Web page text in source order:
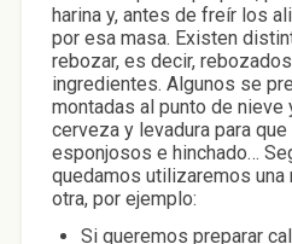
harina y, antes de freír los
por esa masa. Existen
rebozar, es decir,
ingredientes. Algunos se
montadas al punto de nieve
cerveza y levadura para
esponjosos e hinchado…
quedamos utilizaremos una
otra, por ejemplo:
Si queremos preparar